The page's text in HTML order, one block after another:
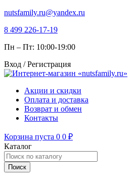
nutsfamily.ru@yandex.ru
8 499 226-17-19
Пн – Пт: 10:00-19:00
Вход / Регистрация
Акции и скидки
Оплата и доставка
Возврат и обмен
Контакты
Корзина пуста 0 0 ₽
Каталог
Поиск